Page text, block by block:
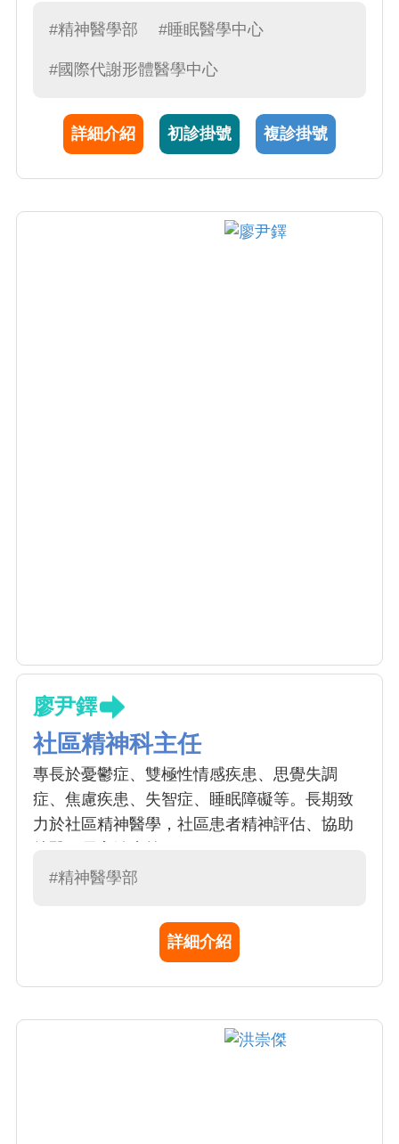
多項跨國研究和獲得多年國科會計畫的支持。
患，自閉症，兒童青少年憂鬱症。張醫師的臨
青少年精神醫學會 (IACAPAP)DJCP & HRRS
研究獎，世界精神醫學會(WPA)年輕精神科醫
師研究獎，世界生物醫精神醫學會聯盟
(BAP)年輕臨床研究者獎，國際脂肪酸研究學會
#精神醫學部 #睡眠醫學中心
#國際代謝形體醫學中心
詳細介紹 初診掛號 複診掛號
廖尹鐸
社區精神科主任
專長於憂鬱症、雙極性情感疾患、思覺失調
症、焦慮疾患、失智症、睡眠障礙等。長期致
力於社區精神醫學，社區患者精神評估、協助
#精神醫學部
詳細介紹